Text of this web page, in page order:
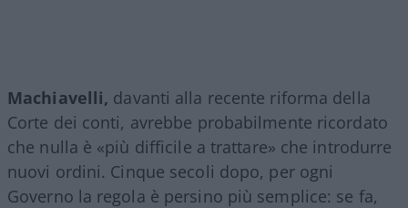
Machiavelli, davanti alla recente riforma della
Corte dei conti, avrebbe probabilmente ricordato
che nulla è «più difficile a trattare» che introdurre
nuovi ordini. Cinque secoli dopo, per ogni
Governo la regola è persino più semplice: se fa,